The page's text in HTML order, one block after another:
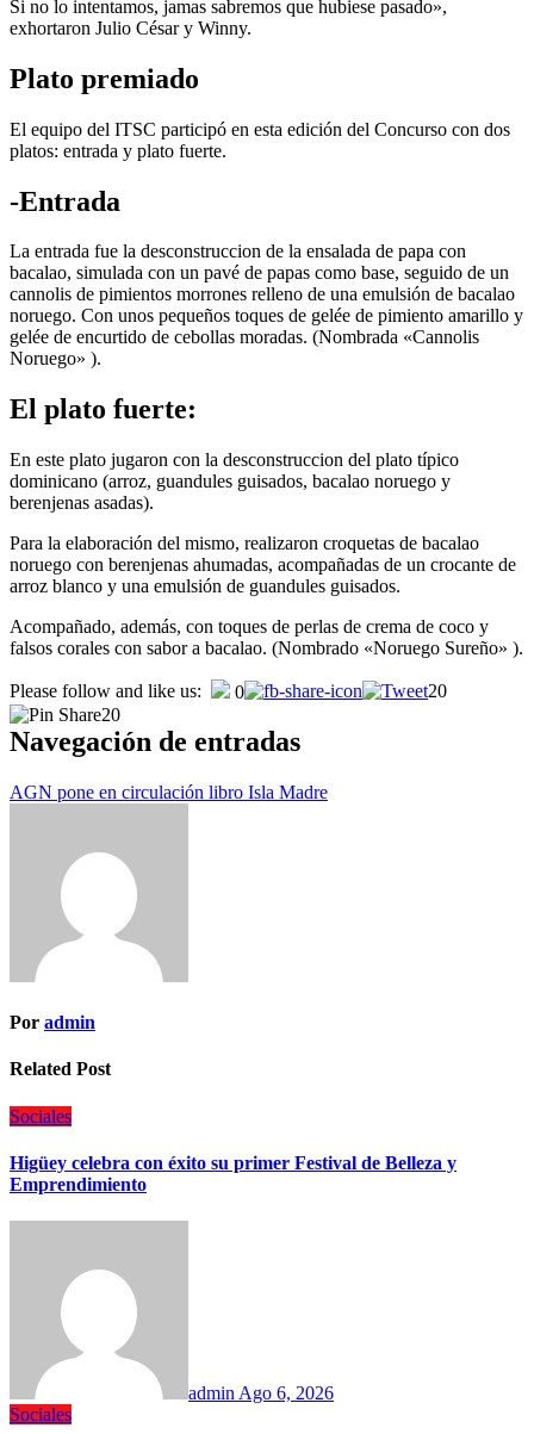
Si no lo intentamos, jamas sabremos que hubiese pasado»,
exhortaron Julio César y Winny.
Plato premiado
El equipo del ITSC participó en esta edición del Concurso con dos
platos: entrada y plato fuerte.
-Entrada
La entrada fue la desconstruccion de la ensalada de papa con
bacalao, simulada con un pavé de papas como base, seguido de un
cannolis de pimientos morrones relleno de una emulsión de bacalao
noruego. Con unos pequeños toques de gelée de pimiento amarillo y
gelée de encurtido de cebollas moradas. (Nombrada «Cannolis
Noruego» ).
El plato fuerte:
En este plato jugaron con la desconstruccion del plato típico
dominicano (arroz, guandules guisados, bacalao noruego y
berenjenas asadas).
Para la elaboración del mismo, realizaron croquetas de bacalao
noruego con berenjenas ahumadas, acompañadas de un crocante de
arroz blanco y una emulsión de guandules guisados.
Acompañado, además, con toques de perlas de crema de coco y
falsos corales con sabor a bacalao. (Nombrado «Noruego Sureño» ).
Please follow and like us: 0
20
20
Navegación de entradas
AGN pone en circulación libro Isla Madre
Por admin
Related Post
Sociales
Higüey celebra con éxito su primer Festival de Belleza y
Emprendimiento
admin Ago 6, 2026
Sociales